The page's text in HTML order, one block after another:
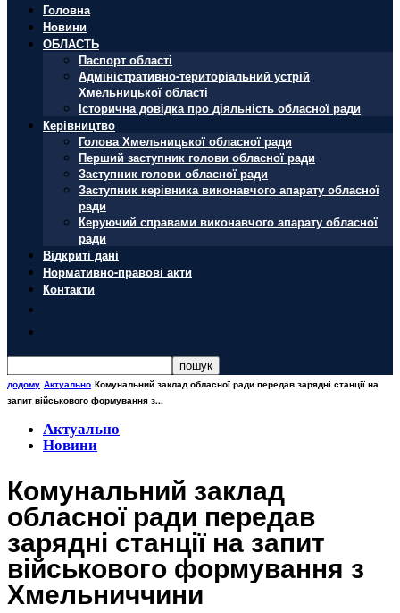
Головна
Новини
ОБЛАСТЬ
Паспорт області
Адміністративно-територіальний устрій
Хмельницької області
Історична довідка про діяльність обласної ради
Керівництво
Голова Хмельницької обласної ради
Перший заступник голови обласної ради
Заступник голови обласної ради
Заступник керівника виконавчого апарату обласної
ради
Керуючий справами виконавчого апарату обласної
ради
Відкриті дані
Нормативно-правові акти
Контакти
додому Актуально Комунальний заклад обласної ради передав зарядні станції на
запит військового формування з...
Актуально
Новини
Комунальний заклад
обласної ради передав
зарядні станції на запит
військового формування з
Хмельниччини